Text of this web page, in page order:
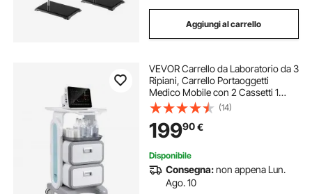
Aggiungi al carrello
VEVOR Carrello da Laboratorio da 3
Ripiani, Carrello Portaoggetti
Medico Mobile con 2 Cassetti 1
Vassoio, Carrello Servizio in
Materiale ABS, con 4 Ruote per
Laboratorio, Clinica, Ospedale,
Salone
(14)
19990€
Disponibile
Consegna:non appena Lun.
Ago. 10